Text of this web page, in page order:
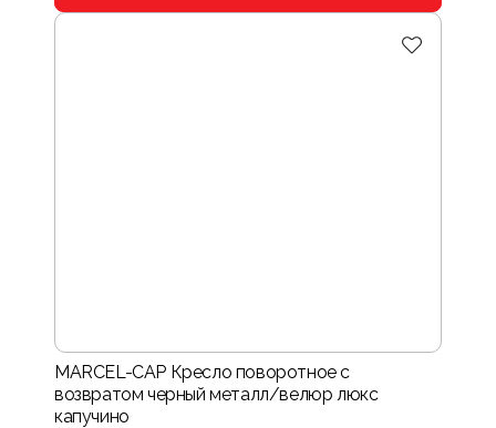
MARCEL-CAP Кресло поворотное с
возвратом черный металл/велюр люкс
капучино